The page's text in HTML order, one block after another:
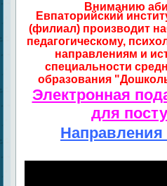
Вниманию
Евпаторийский
(филиал) производит
педагогическому,
направлениям и
специальности
образования
Электронная
для
Направления